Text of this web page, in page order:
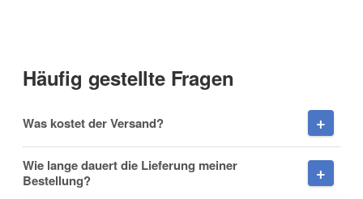
Nachname
Häufig gestellte Fragen
Was kostet der Versand?
Wie lange dauert die Lieferung meiner
Bestellung?